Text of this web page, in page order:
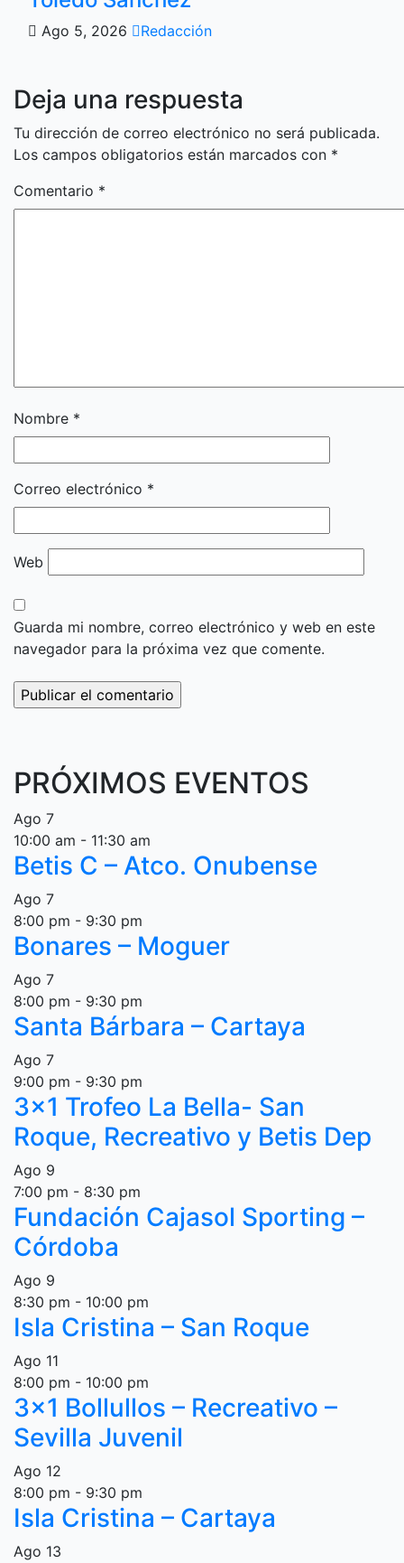
Ago 5, 2026 Redacción
Deja una respuesta
Tu dirección de correo electrónico no será publicada.
Los campos obligatorios están marcados con *
Comentario *
Nombre *
Correo electrónico *
Web
Guarda mi nombre, correo electrónico y web en este
navegador para la próxima vez que comente.
PRÓXIMOS EVENTOS
Ago 7
10:00 am - 11:30 am
Betis C – Atco. Onubense
Ago 7
8:00 pm - 9:30 pm
Bonares – Moguer
Ago 7
8:00 pm - 9:30 pm
Santa Bárbara – Cartaya
Ago 7
9:00 pm - 9:30 pm
3×1 Trofeo La Bella- San
Roque, Recreativo y Betis Dep
Ago 9
7:00 pm - 8:30 pm
Fundación Cajasol Sporting –
Córdoba
Ago 9
8:30 pm - 10:00 pm
Isla Cristina – San Roque
Ago 11
8:00 pm - 10:00 pm
3×1 Bollullos – Recreativo –
Sevilla Juvenil
Ago 12
8:00 pm - 9:30 pm
Isla Cristina – Cartaya
Ago 13